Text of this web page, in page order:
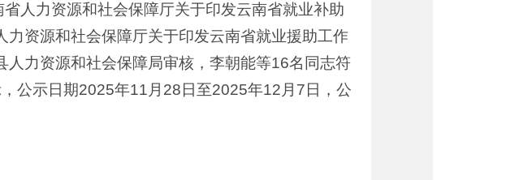
人力资源和社会保障厅关于印发云南省就业补助
资源和社会保障厅关于印发云南省就业援助工作
力资源和社会保障局审核，李朝能等16名同志符
公示日期2025年11月28日至2025年12月7日，公